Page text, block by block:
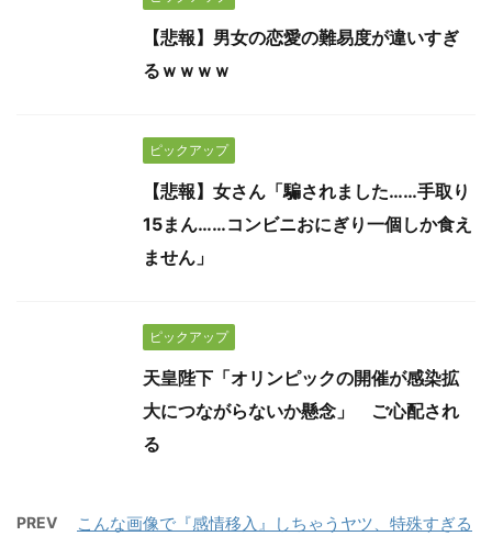
【悲報】男女の恋愛の難易度が違いすぎ
るｗｗｗｗ
ピックアップ
【悲報】女さん「騙されました……手取り
15まん……コンビニおにぎり一個しか食え
ません」
ピックアップ
天皇陛下「オリンピックの開催が感染拡
大につながらないか懸念」 ご心配され
る
PREV
こんな画像で『感情移入』しちゃうヤツ、特殊すぎる